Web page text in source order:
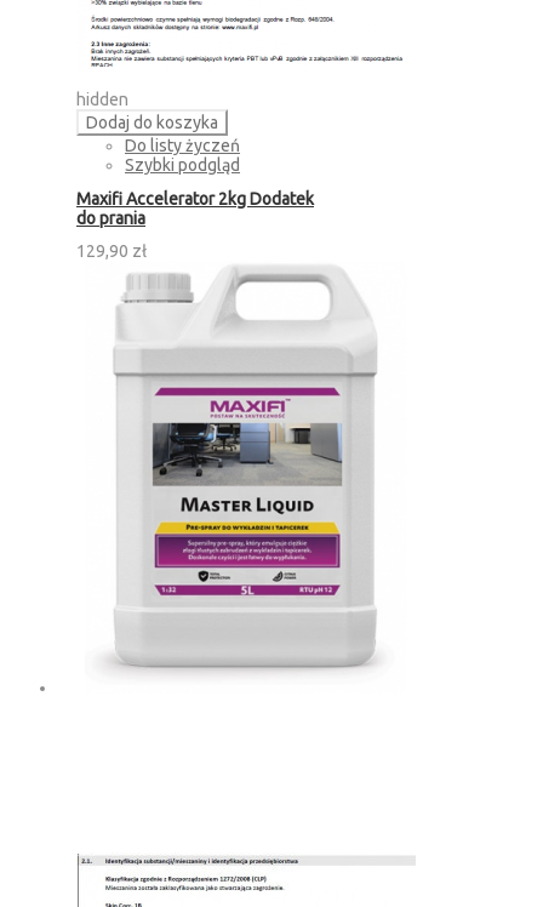
hidden
Dodaj do koszyka
Do listy życzeń
Szybki podgląd
Maxifi Accelerator 2kg Dodatek
do prania
129,90 zł